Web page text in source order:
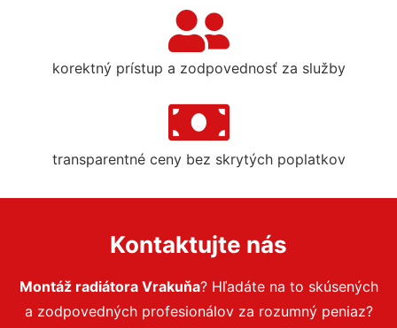
korektný prístup a zodpovednosť za služby
transparentné ceny bez skrytých poplatkov
Kontaktujte nás
Montáž radiátora Vrakuňa? Hľadáte na to skúsených
a zodpovedných profesionálov za rozumný peniaz?